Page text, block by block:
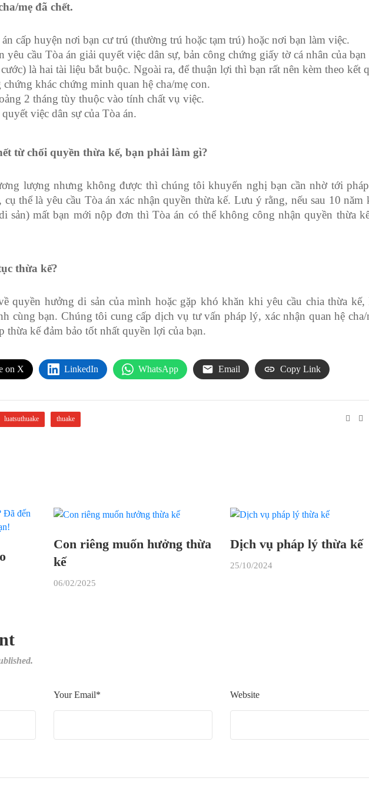
mẹ đã chết.
cấp huyện nơi bạn cư trú (thường trú hoặc tạm trú) hoặc nơi bạn làm việc.
yêu cầu Tòa án giải quyết việc dân sự, bản công chứng giấy tờ cá nhân của bạn
là hai tài liệu bắt buộc. Ngoài ra, để thuận lợi thì bạn rất nên kèm theo kết
khác chứng minh quan hệ cha/mẹ con.
2 tháng tùy thuộc vào tính chất vụ việc.
việc dân sự của Tòa án.
từ chối quyền thừa kế, bạn phải làm gì?
lượng nhưng không được thì chúng tôi khuyến nghị bạn cần nhờ tới
thể là yêu cầu Tòa án xác nhận quyền thừa kế. Lưu ý rằng, nếu sau 10 năm
sản) mất bạn mới nộp đơn thì Tòa án có thể không công nhận quyền thừa
thừa kế?
quyền hưởng di sản của mình hoặc gặp khó khăn khi yêu cầu chia thừa kế,
cùng bạn. Chúng tôi cung cấp dịch vụ tư vấn pháp lý, xác nhận quan hệ cha/
thừa kế đảm bảo tốt nhất quyền lợi của bạn.
on X LinkedIn WhatsApp Email Copy Link
luatsuthuake thuake
Con riêng muốn hưởng thừa
kế
06/02/2025
Dịch vụ pháp lý thừa kế
25/10/2024
Your Email* Website